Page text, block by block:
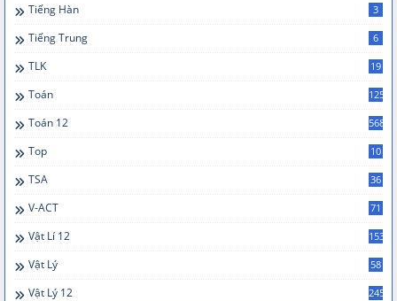
Tiếng Hàn 3
Tiếng Trung 6
TLK 19
Toán 125
Toán 12 568
Top 10
TSA 36
V-ACT 71
Vật Lí 12 153
Vật Lý 58
Vật Lý 12 245